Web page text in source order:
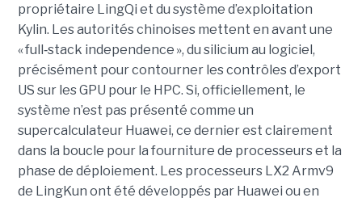
propriétaire LingQi et du système d’exploitation
Kylin. Les autorités chinoises mettent en avant une
« full‑stack independence », du silicium au logiciel,
précisément pour contourner les contrôles d’export
US sur les GPU pour le HPC. Si, officiellement, le
système n’est pas présenté comme un
supercalculateur Huawei, ce dernier est clairement
dans la boucle pour la fourniture de processeurs et la
phase de déploiement. Les processeurs LX2 Armv9
de LingKun ont été développés par Huawei ou en